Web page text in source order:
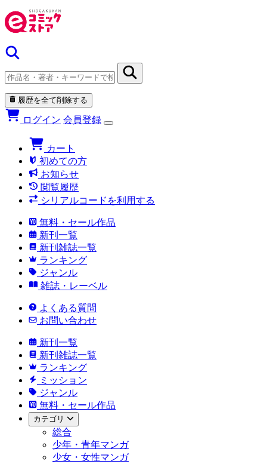
履歴を全て削除する
ログイン 会員登録
カート
初めての方
お知らせ
閲覧履歴
シリアルコードを利用する
無料・セール作品
新刊一覧
新刊雑誌一覧
ランキング
ジャンル
雑誌・レーベル
よくある質問
お問い合わせ
新刊一覧
新刊雑誌一覧
ランキング
ミッション
ジャンル
無料・セール作品
カテゴリ
総合
少年・青年マンガ
少女・女性マンガ